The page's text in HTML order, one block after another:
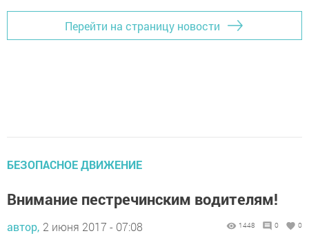
Перейти на страницу новости
БЕЗОПАСНОЕ ДВИЖЕНИЕ
Внимание пестречинским водителям!
автор, 2 июня 2017 - 07:08 1448 0 0